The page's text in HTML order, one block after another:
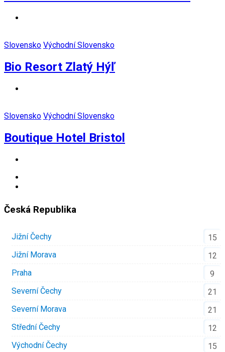
Slovensko Východní Slovensko
Bio Resort Zlatý Hýľ
Slovensko Východní Slovensko
Boutique Hotel Bristol
Česká Republika
Jižní Čechy
15
Jižní Morava
12
Praha
9
Severní Čechy
21
Severní Morava
21
Střední Čechy
12
Východní Čechy
15